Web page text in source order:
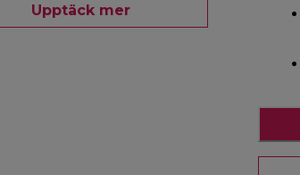
Upptäck mer